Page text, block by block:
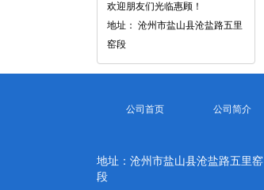
欢迎朋友们光临惠顾！
地址： 沧州市盐山县沧盐路五里
窑段
公司首页 公司简介
地址：沧州市盐山县沧盐路五里窑
段